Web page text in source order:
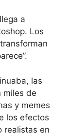
a
Los
las
miles de
y memes
los efectos
realistas en